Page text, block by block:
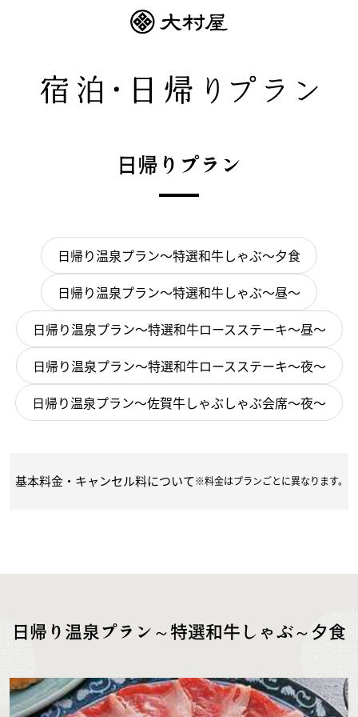
日帰りプラン
日帰り温泉プラン～特選和牛しゃぶ～夕食
日帰り温泉プラン～特選和牛しゃぶ～昼～
日帰り温泉プラン～特選和牛ロースステーキ～昼～
日帰り温泉プラン～特選和牛ロースステーキ～夜～
日帰り温泉プラン～佐賀牛しゃぶしゃぶ会席～夜～
基本料金・キャンセル料について※料金はプランごとに異なります。
日帰り温泉プラン～特選和牛しゃぶ～夕食